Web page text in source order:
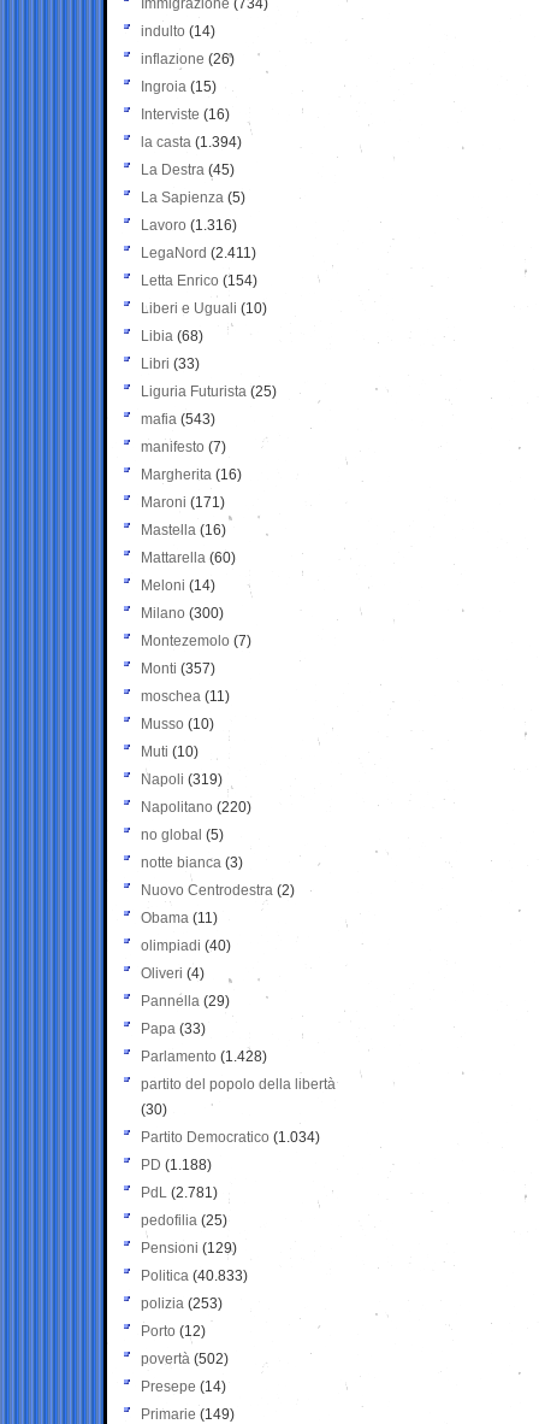
Immigrazione (734)
indulto (14)
inflazione (26)
Ingroia (15)
Interviste (16)
la casta (1.394)
La Destra (45)
La Sapienza (5)
Lavoro (1.316)
LegaNord (2.411)
Letta Enrico (154)
Liberi e Uguali (10)
Libia (68)
Libri (33)
Liguria Futurista (25)
mafia (543)
manifesto (7)
Margherita (16)
Maroni (171)
Mastella (16)
Mattarella (60)
Meloni (14)
Milano (300)
Montezemolo (7)
Monti (357)
moschea (11)
Musso (10)
Muti (10)
Napoli (319)
Napolitano (220)
no global (5)
notte bianca (3)
Nuovo Centrodestra (2)
Obama (11)
olimpiadi (40)
Oliveri (4)
Pannella (29)
Papa (33)
Parlamento (1.428)
partito del popolo della libertà
(30)
Partito Democratico (1.034)
PD (1.188)
PdL (2.781)
pedofilia (25)
Pensioni (129)
Politica (40.833)
polizia (253)
Porto (12)
povertà (502)
Presepe (14)
Primarie (149)